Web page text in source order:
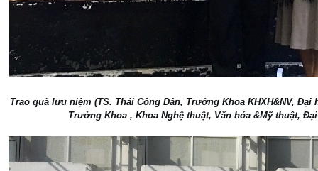
Trao quà lưu niệm (TS. Thái Công Dân, Trưởng Khoa KHXH&NV,
Trưởng Khoa , Khoa Nghệ thuật, Văn hóa &Mỹ thuật,